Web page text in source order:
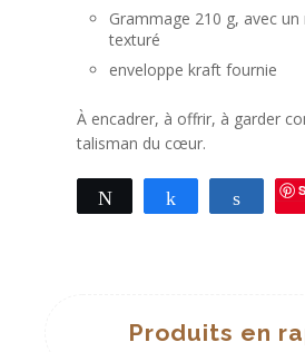
Grammage 210 g, avec
texturé
enveloppe kraft fournie
À encadrer, à offrir, à garder
talisman du cœur.
Tweetez Partagez
Produits en